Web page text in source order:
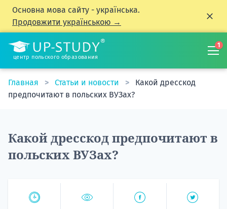
Основна мова сайту - українська.
Продовжити українською →
центр польского образования
1
Главная Статьи и новости
Какой дресскод
предпочитают в польских ВУЗах?
Какой дресскод предпочитают в
польских ВУЗах?